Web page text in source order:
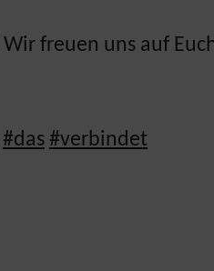
freuen uns auf
#das #verbindet